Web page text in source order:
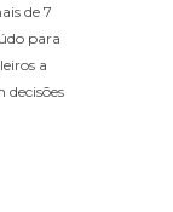
de 7
para
a
decisões